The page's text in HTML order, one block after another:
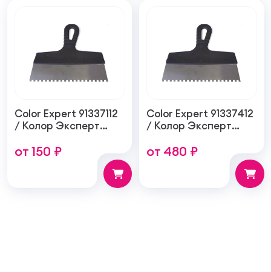
Color Expert 91337112
/ Колор Эксперт
пластиковый
от 150 ₽
Color Expert 91337412
/ Колор Эксперт
пластиковый
от 480 ₽